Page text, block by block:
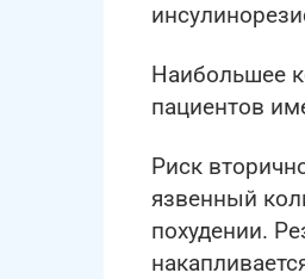
Наибольшее
пациентов
Риск
язвенный
похудении.